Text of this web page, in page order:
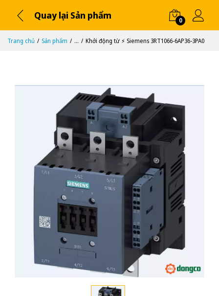
Quay lại Sản phẩm 0
Trang chủ Sản phẩm ... Khởi động từ ⚡️ Siemens 3RT1066-6AP36-3PA0